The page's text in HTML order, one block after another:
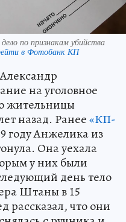
по признакам убийства
в Фотобанк КП
на уголовное
жительницы
назад. Ранее«КП-
году Анжелика из
Она уехала
у них были
день тело
Штаны в 15
рассказал, что они